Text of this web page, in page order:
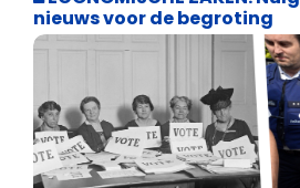
nieuws voor de begroting